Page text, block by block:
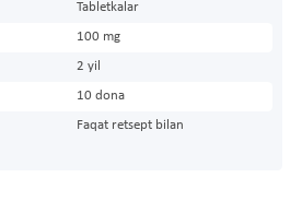
Tabletkalar
100 mg
2 yil
10 dona
Faqat retsept bilan